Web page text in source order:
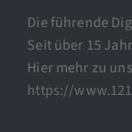
Die führende
Seit über 15
Hier mehr zu uns
https://